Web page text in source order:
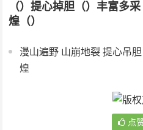
（）提心掉胆（）丰富多
煌（）
漫山遍野 山崩地裂 提心吊
煌
点